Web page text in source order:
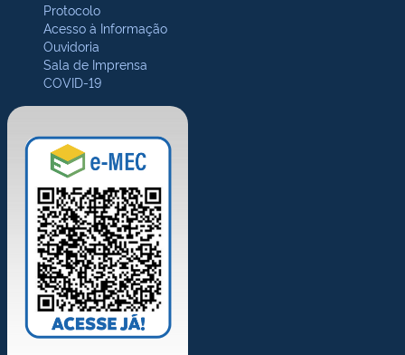
Protocolo
Acesso à Informação
Ouvidoria
Sala de Imprensa
COVID-19